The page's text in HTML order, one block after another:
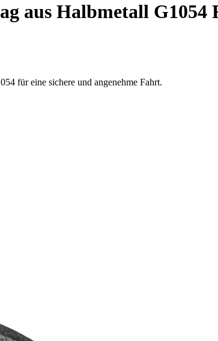
aus Halbmetall G1054
für eine sichere und angenehme Fahrt.